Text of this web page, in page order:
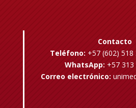
Contacto
Teléfono: +57 (602) 518
WhatsApp: +57 313
Correo electrónico: